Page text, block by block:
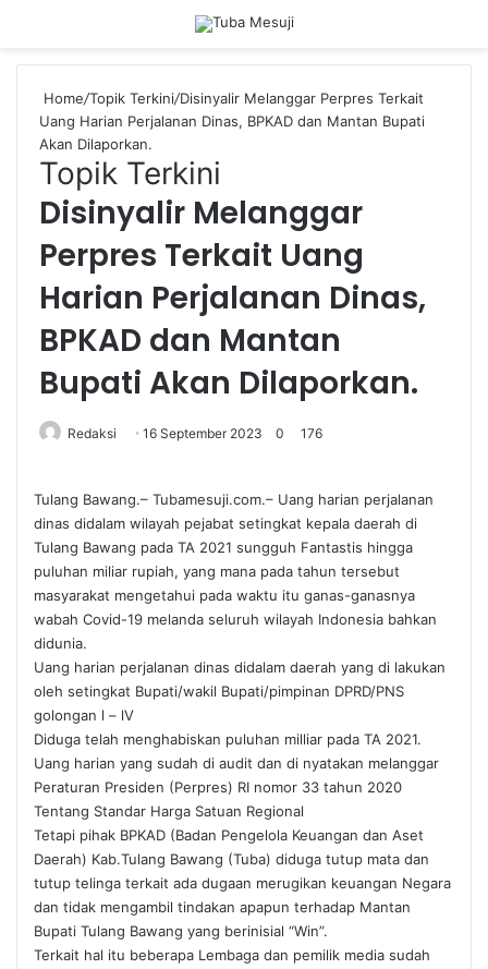
Home/Topik Terkini/Disinyalir Melanggar Perpres Terkait
Uang Harian Perjalanan Dinas, BPKAD dan Mantan Bupati
Akan Dilaporkan.
Topik Terkini
Disinyalir Melanggar
Perpres Terkait Uang
Harian Perjalanan Dinas,
BPKAD dan Mantan
Bupati Akan Dilaporkan.
Redaksi 16 September 2023 0 176
Tulang Bawang.– Tubamesuji.com.– Uang harian perjalanan
dinas didalam wilayah pejabat setingkat kepala daerah di
Tulang Bawang pada TA 2021 sungguh Fantastis hingga
puluhan miliar rupiah, yang mana pada tahun tersebut
masyarakat mengetahui pada waktu itu ganas-ganasnya
wabah Covid-19 melanda seluruh wilayah Indonesia bahkan
didunia.
Uang harian perjalanan dinas didalam daerah yang di lakukan
oleh setingkat Bupati/wakil Bupati/pimpinan DPRD/PNS
golongan l – lV
Diduga telah menghabiskan puluhan milliar pada TA 2021.
Uang harian yang sudah di audit dan di nyatakan melanggar
Peraturan Presiden (Perpres) RI nomor 33 tahun 2020
Tentang Standar Harga Satuan Regional
Tetapi pihak BPKAD (Badan Pengelola Keuangan dan Aset
Daerah) Kab.Tulang Bawang (Tuba) diduga tutup mata dan
tutup telinga terkait ada dugaan merugikan keuangan Negara
dan tidak mengambil tindakan apapun terhadap Mantan
Bupati Tulang Bawang yang berinisial “Win”.
Terkait hal itu beberapa Lembaga dan pemilik media sudah